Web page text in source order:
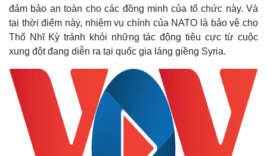
đảm bảo an toàn cho các đồng minh của tổ chức này. Và
tại thời điểm này, nhiệm vụ chính của NATO là bảo vệ cho
Thổ Nhĩ Kỳ tránh khỏi những tác động tiêu cực từ cuộc
xung đột đang diễn ra tại quốc gia láng giềng Syria.